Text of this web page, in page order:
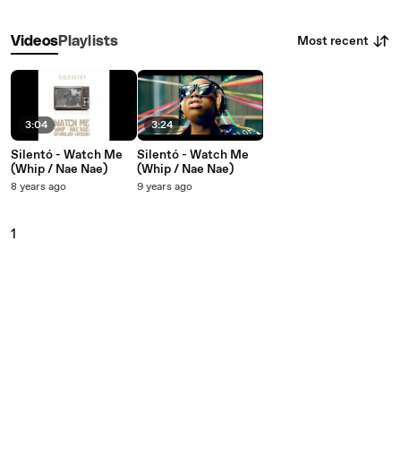
VideosPlaylists Most recent
3:04
Silentó - Watch Me
(Whip / Nae Nae)
8 years ago
3:24
Silentó - Watch Me
(Whip / Nae Nae)
9 years ago
1